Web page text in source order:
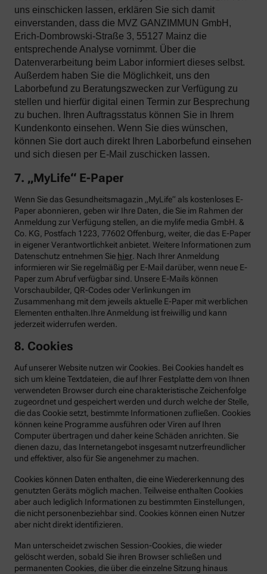
uns einschicken lassen, erklären Sie sich damit
einverstanden, dass die MVZ GANZIMMUN GmbH,
Erich-Dombrowski-Straße 3, 55127 Mainz die
entsprechende Analyse vornimmt. Über die
Datenverarbeitung beim Labor informiert dieses selbst.
Außerdem haben Sie die Möglichkeit, uns den
Laborbefund zu Beratungszwecken zur Verfügung zu
stellen und hierfür digital einen Termin zur Besprechung
zu buchen. Ihren Auftragsstatus können Sie in Ihrem
Kundenkonto einsehen. Wenn Sie dies wünschen,
können Sie dort auch direkt Ihren Laborbefund einsehen
und sich diesen per E-Mail zuschicken lassen.
7. „MyLife“ E-Paper
Wenn Sie das Gesundheitsmagazin „MyLife“ als kostenloses E-
Paper abonnieren, geben wir Ihre Daten, die Sie im Rahmen der
Anmeldung zur Verfügung stellen, an die mylife media GmbH. &
Co. KG, Postfach 1223, 77602 Offenburg, weiter, die das E-Paper
in eigener Verantwortlichkeit anbietet. Weitere Informationen zum
Datenschutz entnehmen Sie hier . Nach Ihrer Anmeldung
informieren wir Sie regelmäßig per E-Mail darüber, wenn neue E-
Paper zum Abruf verfügbar sind. Unsere E-Mails können
Vorschaubilder, QR-Codes oder Verlinkungen im
Zusammenhang mit dem jeweils aktuelle E-Paper mit werblichen
Elementen enthalten.Ihre Anmeldung ist freiwillig und kann
jederzeit widerrufen werden.
8. Cookies
Auf unserer Website nutzen wir Cookies. Bei Cookies handelt es
sich um kleine Textdateien, die auf Ihrer Festplatte dem von Ihnen
verwendeten Browser durch eine charakteristische Zeichenfolge
zugeordnet und gespeichert werden und durch welche der Stelle,
die das Cookie setzt, bestimmte Informationen zufließen. Cookies
können keine Programme ausführen oder Viren auf Ihren
Computer übertragen und daher keine Schäden anrichten. Sie
dienen dazu, das Internetangebot insgesamt nutzerfreundlicher
und effektiver, also für Sie angenehmer zu machen.
Cookies können Daten enthalten, die eine Wiedererkennung des
genutzten Geräts möglich machen. Teilweise enthalten Cookies
aber auch lediglich Informationen zu bestimmten Einstellungen,
die nicht personenbeziehbar sind. Cookies können einen Nutzer
aber nicht direkt identifizieren.
Man unterscheidet zwischen Session-Cookies, die wieder
gelöscht werden, sobald Sie ihren Browser schließen und
permanenten Cookies, die über die einzelne Sitzung hinaus